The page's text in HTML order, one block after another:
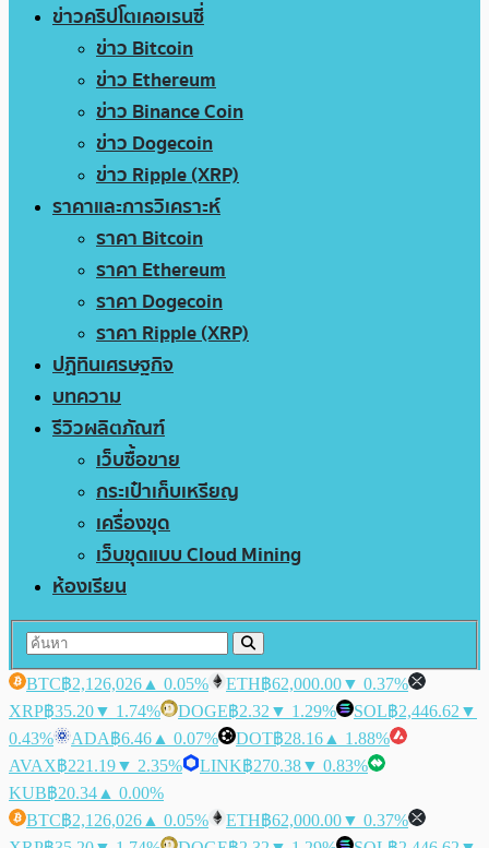
ข่าวคริปโตเคอเรนซี่
ข่าว Bitcoin
ข่าว Ethereum
ข่าว Binance Coin
ข่าว Dogecoin
ข่าว Ripple (XRP)
ราคาและการวิเคราะห์
ราคา Bitcoin
ราคา Ethereum
ราคา Dogecoin
ราคา Ripple (XRP)
ปฏิทินเศรษฐกิจ
บทความ
รีวิวผลิตภัณฑ์
เว็บซื้อขาย
กระเป๋าเก็บเหรียญ
เครื่องขุด
เว็บขุดแบบ Cloud Mining
ห้องเรียน
BTC฿2,126,026 ▲ 0.05% ETH฿62,000.00▼ 0.37%
XRP฿35.20▼ 1.74% DOGE฿2.32 ▼ 1.29% SOL฿2,446.62 ▼
0.43%
ADA฿6.46 ▲ 0.07% DOT฿28.16 ▲ 1.88%
AVAX฿221.19▼ 2.35% LINK฿270.38▼ 0.83%
KUB฿20.34 ▲ 0.00%
BTC฿2,126,026 ▲ 0.05% ETH฿62,000.00▼ 0.37%